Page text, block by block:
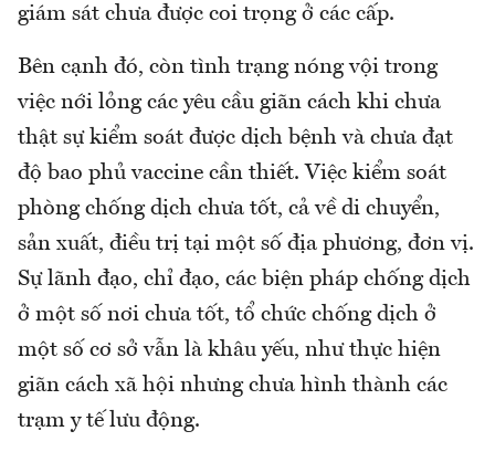
giám sát chưa được coi trọng ở các cấp.
Bên cạnh đó, còn tình trạng nóng vội trong
việc nới lỏng các yêu cầu giãn cách khi chưa
thật sự kiểm soát được dịch bệnh và chưa đạt
độ bao phủ vaccine cần thiết. Việc kiểm soát
phòng chống dịch chưa tốt, cả về di chuyển,
sản xuất, điều trị tại một số địa phương, đơn vị.
Sự lãnh đạo, chỉ đạo, các biện pháp chống dịch
ở một số nơi chưa tốt, tổ chức chống dịch ở
một số cơ sở vẫn là khâu yếu, như thực hiện
giãn cách xã hội nhưng chưa hình thành các
trạm y tế lưu động.